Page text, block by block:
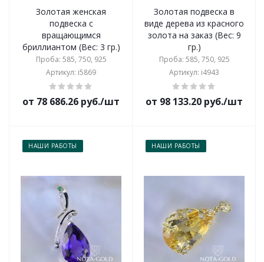
Золотая женская
подвеска с
вращающимся
бриллиантом (Вес: 3 гр.)
Проба: 585, 750, 925
Артикул: i5869
от 78 686.26 руб./шт
Золотая подвеска в
виде дерева из красного
золота на заказ (Вес: 9
гр.)
Проба: 585, 750, 925
Артикул: i4943
от 98 133.20 руб./шт
НАШИ РАБОТЫ НАШИ РАБОТЫ